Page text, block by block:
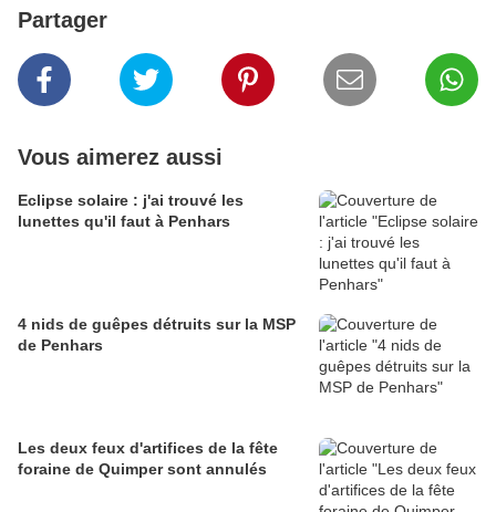
Partager
Vous aimerez aussi
Eclipse solaire : j'ai trouvé les
lunettes qu'il faut à Penhars
4 nids de guêpes détruits sur la MSP
de Penhars
Les deux feux d'artifices de la fête
foraine de Quimper sont annulés